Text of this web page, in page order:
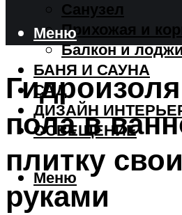
Санузел
Прихожая и
Балкон и
БАНЯ И САУНА
САД
ДИЗАЙН
ОСВЕЩЕНИЕ
Меню
Меню
пола в
плитку
руками